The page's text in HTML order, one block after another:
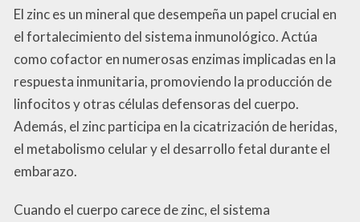
El zinc es un mineral que desempeña un papel crucial en
el fortalecimiento del sistema inmunológico. Actúa
como cofactor en numerosas enzimas implicadas en la
respuesta inmunitaria, promoviendo la producción de
linfocitos y otras células defensoras del cuerpo.
Además, el zinc participa en la cicatrización de heridas,
el metabolismo celular y el desarrollo fetal durante el
embarazo.
Cuando el cuerpo carece de zinc, el sistema